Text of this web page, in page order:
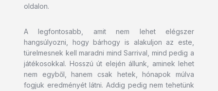
oldalon.
A legfontosabb, amit nem lehet elégszer
hangsúlyozni, hogy bárhogy is alakuljon az este,
türelmesnek kell maradni mind Sarrival, mind pedig a
játékosokkal. Hosszú út elején állunk, aminek lehet
nem egyből, hanem csak hetek, hónapok múlva
fogjuk eredményét látni. Addig pedig nem tehetünk